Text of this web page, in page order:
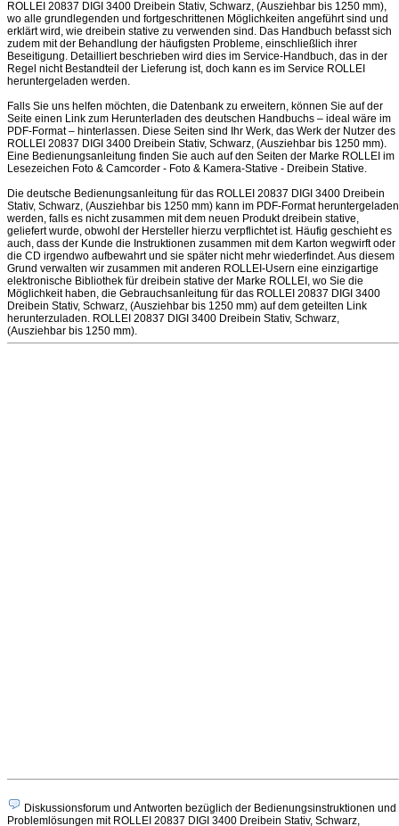
ROLLEI 20837 DIGI 3400 Dreibein Stativ, Schwarz, (Ausziehbar bis 1250 mm),
wo alle grundlegenden und fortgeschrittenen Möglichkeiten angeführt sind und
erklärt wird, wie dreibein stative zu verwenden sind. Das Handbuch befasst sich
zudem mit der Behandlung der häufigsten Probleme, einschließlich ihrer
Beseitigung. Detailliert beschrieben wird dies im Service-Handbuch, das in der
Regel nicht Bestandteil der Lieferung ist, doch kann es im Service ROLLEI
heruntergeladen werden.
Falls Sie uns helfen möchten, die Datenbank zu erweitern, können Sie auf der
Seite einen Link zum Herunterladen des deutschen Handbuchs – ideal wäre im
PDF-Format – hinterlassen. Diese Seiten sind Ihr Werk, das Werk der Nutzer des
ROLLEI 20837 DIGI 3400 Dreibein Stativ, Schwarz, (Ausziehbar bis 1250 mm).
Eine Bedienungsanleitung finden Sie auch auf den Seiten der Marke ROLLEI im
Lesezeichen Foto & Camcorder - Foto & Kamera-Stative - Dreibein Stative.
Die deutsche Bedienungsanleitung für das ROLLEI 20837 DIGI 3400 Dreibein
Stativ, Schwarz, (Ausziehbar bis 1250 mm) kann im PDF-Format heruntergeladen
werden, falls es nicht zusammen mit dem neuen Produkt dreibein stative,
geliefert wurde, obwohl der Hersteller hierzu verpflichtet ist. Häufig geschieht es
auch, dass der Kunde die Instruktionen zusammen mit dem Karton wegwirft oder
die CD irgendwo aufbewahrt und sie später nicht mehr wiederfindet. Aus diesem
Grund verwalten wir zusammen mit anderen ROLLEI-Usern eine einzigartige
elektronische Bibliothek für dreibein stative der Marke ROLLEI, wo Sie die
Möglichkeit haben, die Gebrauchsanleitung für das ROLLEI 20837 DIGI 3400
Dreibein Stativ, Schwarz, (Ausziehbar bis 1250 mm) auf dem geteilten Link
herunterzuladen. ROLLEI 20837 DIGI 3400 Dreibein Stativ, Schwarz,
(Ausziehbar bis 1250 mm).
Diskussionsforum und Antworten bezüglich der Bedienungsinstruktionen und
Problemlösungen mit ROLLEI 20837 DIGI 3400 Dreibein Stativ, Schwarz,